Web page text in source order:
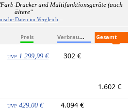
Drucker und Multifunktionsgeräte (auch
ältere"
Daten im Vergleich –
Preis V
erbrauchsmaterialien
UVP 1.299,99 € 302 €
1.602 €
UVP 429,00 € 4.094 €